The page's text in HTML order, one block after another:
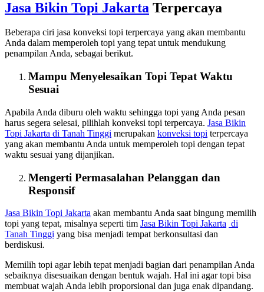
Jasa Bikin Topi Jakarta Terpercaya
Beberapa ciri jasa konveksi topi terpercaya yang akan membantu
Anda dalam memperoleh topi yang tepat untuk mendukung
penampilan Anda, sebagai berikut.
Mampu Menyelesaikan Topi Tepat Waktu
Sesuai
Apabila Anda diburu oleh waktu sehingga topi yang Anda pesan
harus segera selesai, pilihlah konveksi topi terpercaya. Jasa Bikin
Topi Jakarta di Tanah Tinggi merupakan konveksi topi terpercaya
yang akan membantu Anda untuk memperoleh topi dengan tepat
waktu sesuai yang dijanjikan.
Mengerti Permasalahan Pelanggan dan
Responsif
Jasa Bikin Topi Jakarta akan membantu Anda saat bingung memilih
topi yang tepat, misalnya seperti tim Jasa Bikin Topi Jakarta di
Tanah Tinggi yang bisa menjadi tempat berkonsultasi dan
berdiskusi.
Memilih topi agar lebih tepat menjadi bagian dari penampilan Anda
sebaiknya disesuaikan dengan bentuk wajah. Hal ini agar topi bisa
membuat wajah Anda lebih proporsional dan juga enak dipandang.